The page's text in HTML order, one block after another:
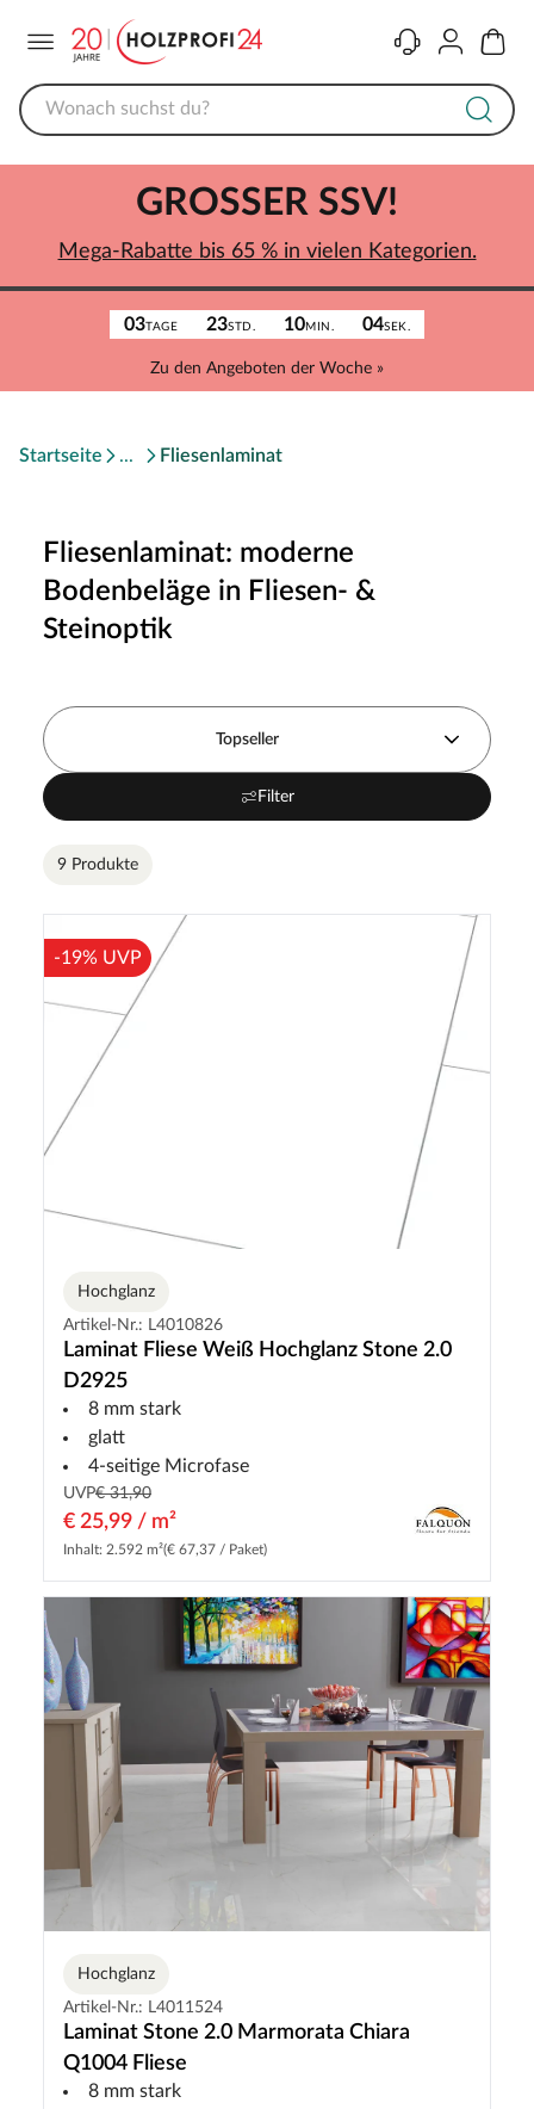
KontaktKonto
03TAGE 23STD. 10MIN. 04SEK.
Zu den Angeboten der Woche »
GROSSER SSV!
Mega-Rabatte bis 65 % in vielen Kategorien.
Startseite Fliesenlaminat
Fliesenlaminat: moderne
Bodenbeläge in Fliesen- &
Steinoptik
Topseller
Filter
9 Produkte
-19% UVP
Hochglanz
Artikel-Nr.: L4010826
Laminat Fliese Weiß Hochglanz Stone 2.0
D2925
8 mm stark
glatt
4-seitige Microfase
UVP€ 31,90
€ 25,99 / m²
Inhalt: 2.592 m²(€ 67,37 / Paket)
Hochglanz
Artikel-Nr.: L4011524
Laminat Stone 2.0 Marmorata Chiara
Q1004 Fliese
8 mm stark